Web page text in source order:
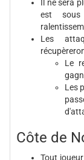
Il ne sera
est
Les
Le
Les
Côte de
Tout